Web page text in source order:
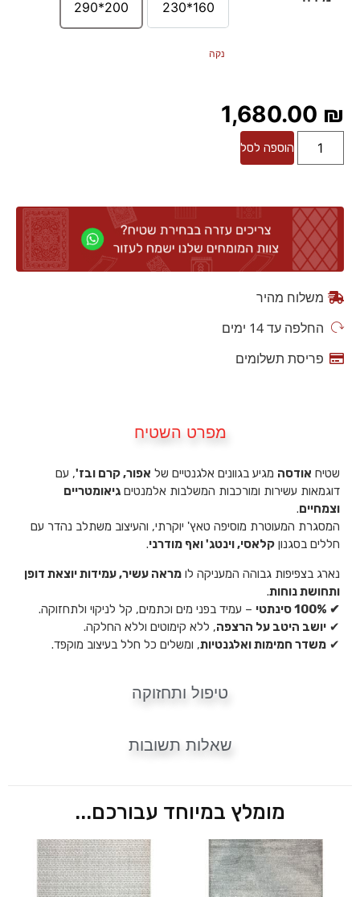
160*230
200*290
נקה
1,680.00 ₪
הוספה לסל
משלוח מהיר
החלפה עד 14 ימים
פריסת תשלומים
מפרט השטיח
טיפול ותחזוקה
שאלות תשובות
שטיח אודסה מגיע בגוונים אלגנטיים של אפור, קרם ובז', עם
דוגמאות עשירות ומורכבות המשלבות אלמנטים גיאומטריים
וצמחיים.
המסגרת המעוטרת מוסיפה טאץ' יוקרתי, והעיצוב משתלב נהדר עם
חללים בסגנון קלאסי, וינטג' ואף מודרני.
נארג בצפיפות גבוהה המעניקה לו מראה עשיר, עמידות יוצאת דופן
ותחושת נוחות.
✔ 100% סינתטי
– עמיד בפני מים וכתמים, קל לניקוי ולתחזוקה.
✔ יושב היטב על הרצפה, ללא קימוטים וללא החלקה.
✔ משדר חמימות ואלגנטיות, ומשלים כל חלל בעיצוב מוקפד.
מומלץ במיוחד עבורכם...